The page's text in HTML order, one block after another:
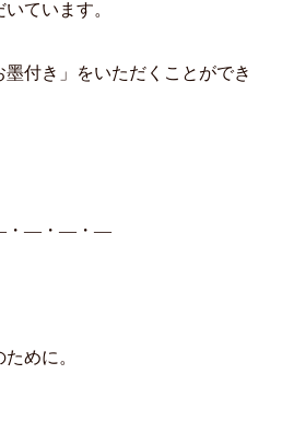
ています。
付き」をいただくことができ
―・―・―
めに。